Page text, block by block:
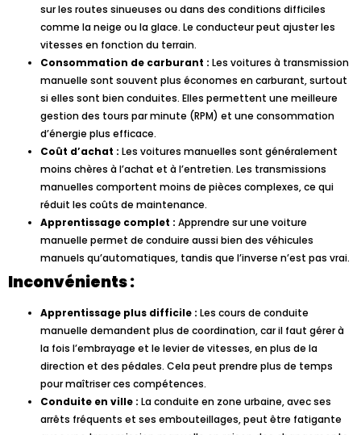
sur les routes sinueuses ou dans des conditions difficiles
comme la neige ou la glace. Le conducteur peut ajuster les
vitesses en fonction du terrain.
Consommation de carburant : Les voitures à transmission
manuelle sont souvent plus économes en carburant, surtout
si elles sont bien conduites. Elles permettent une meilleure
gestion des tours par minute (RPM) et une consommation
d’énergie plus efficace.
Coût d’achat : Les voitures manuelles sont généralement
moins chères à l’achat et à l’entretien. Les transmissions
manuelles comportent moins de pièces complexes, ce qui
réduit les coûts de maintenance.
Apprentissage complet : Apprendre sur une voiture
manuelle permet de conduire aussi bien des véhicules
manuels qu’automatiques, tandis que l’inverse n’est pas vrai.
Inconvénients :
Apprentissage plus difficile : Les cours de conduite
manuelle demandent plus de coordination, car il faut gérer à
la fois l’embrayage et le levier de vitesses, en plus de la
direction et des pédales. Cela peut prendre plus de temps
pour maîtriser ces compétences.
Conduite en ville : La conduite en zone urbaine, avec ses
arrêts fréquents et ses embouteillages, peut être fatigante